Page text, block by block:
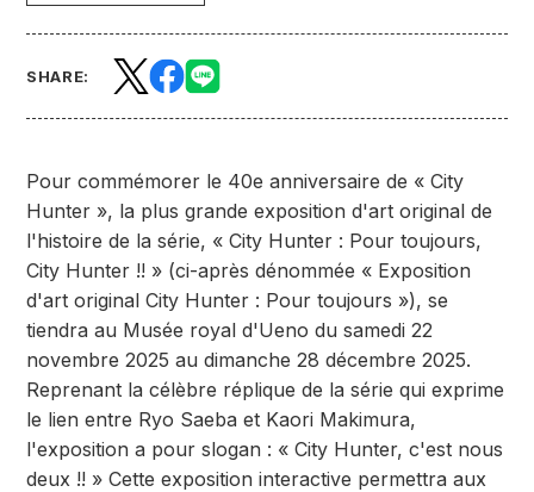
SHARE:
Pour commémorer le 40e anniversaire de « City
Hunter », la plus grande exposition d'art original de
l'histoire de la série, « City Hunter : Pour toujours,
City Hunter !! » (ci-après dénommée « Exposition
d'art original City Hunter : Pour toujours »), se
tiendra au Musée royal d'Ueno du samedi 22
novembre 2025 au dimanche 28 décembre 2025.
Reprenant la célèbre réplique de la série qui exprime
le lien entre Ryo Saeba et Kaori Makimura,
l'exposition a pour slogan : « City Hunter, c'est nous
deux !! » Cette exposition interactive permettra aux